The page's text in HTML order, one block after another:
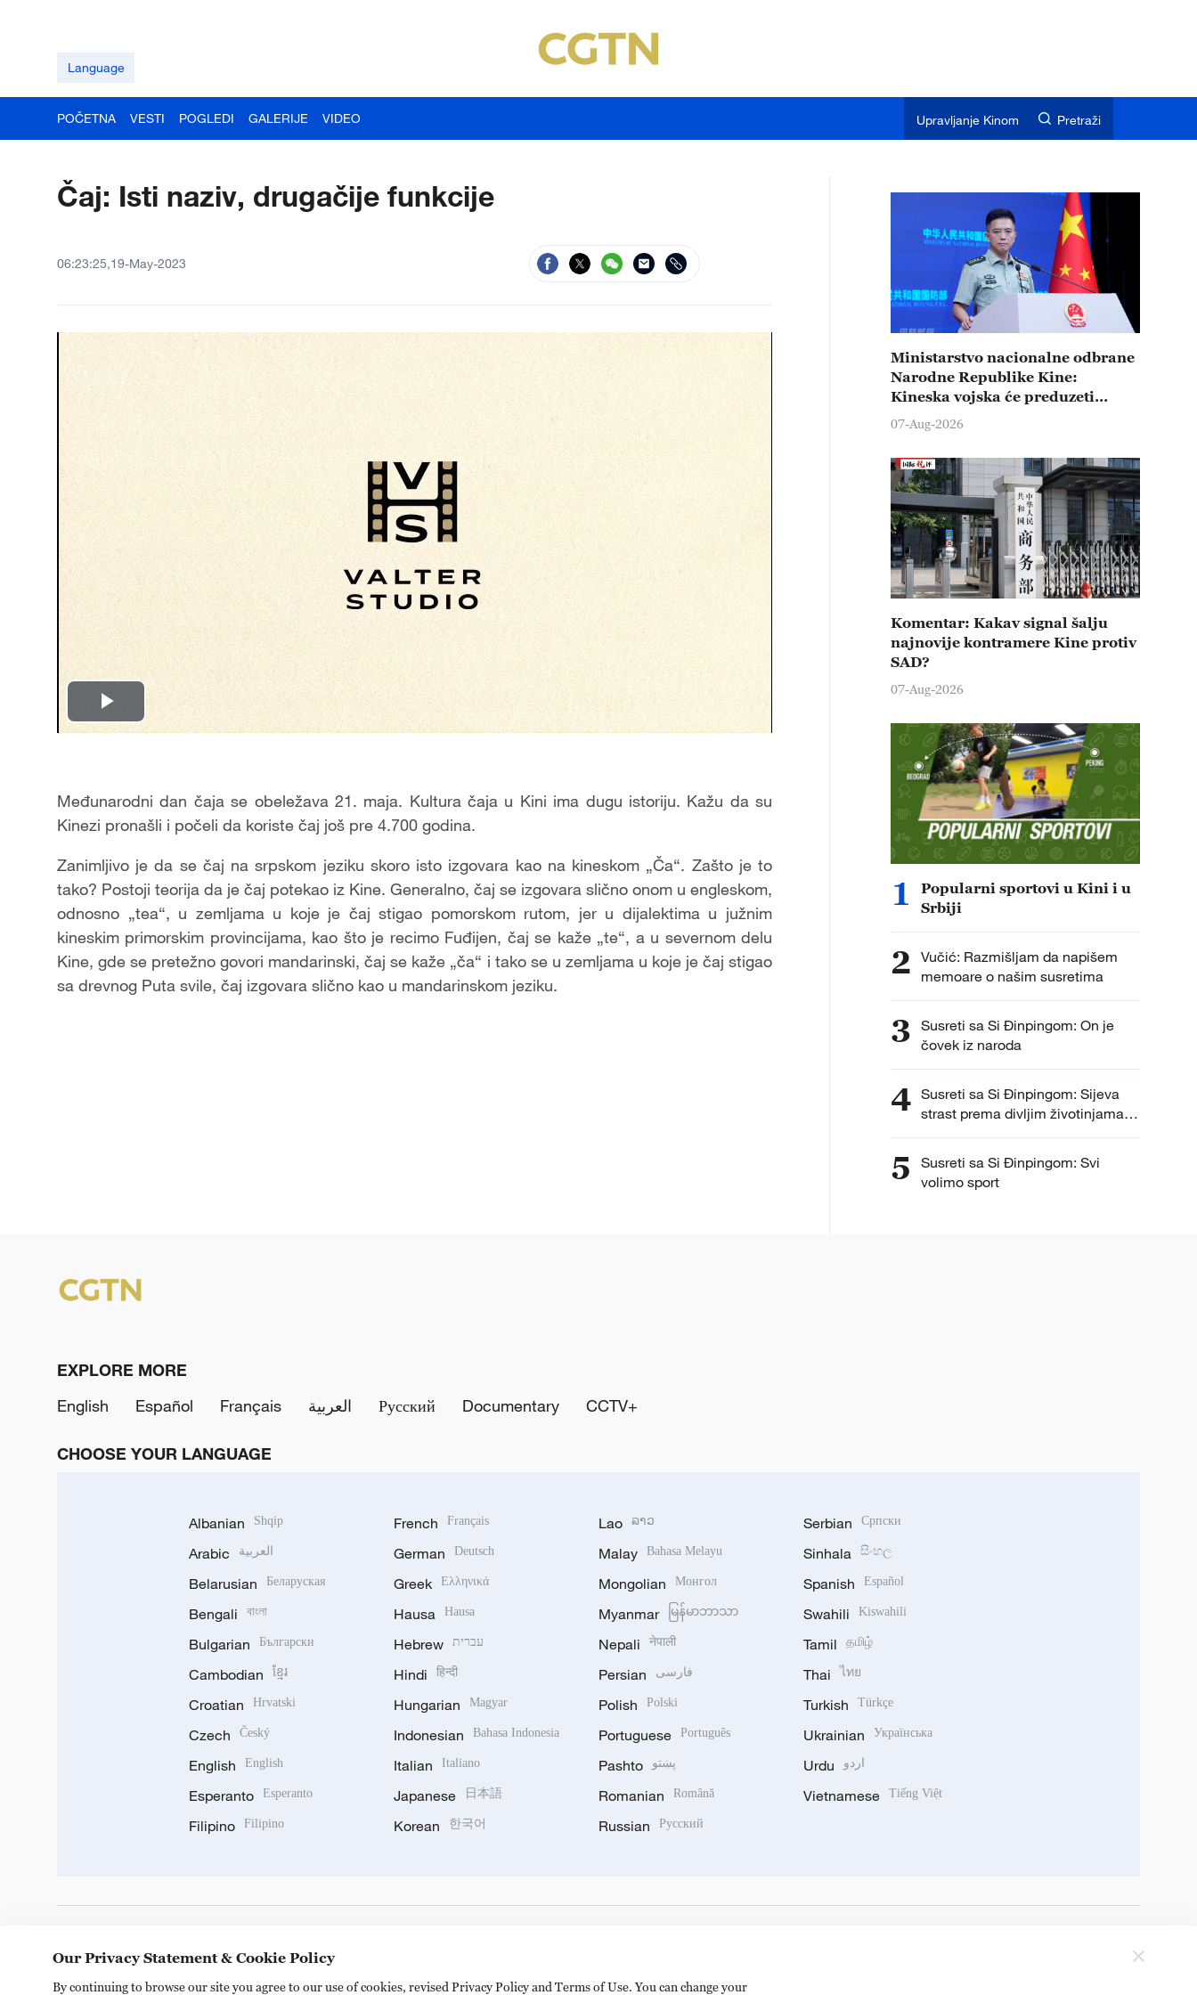
Language
POČETNA VESTI POGLEDI GALERIJE VIDEO Upravljanje Kinom Pretraži
Čaj: Isti naziv, drugačije funkcije
06:23:25,19-May-2023
Play
Međunarodni dan čaja se obeležava 21. maja. Kultura čaja u Kini ima dugu istoriju. Kažu da su
Kinezi pronašli i počeli da koriste čaj još pre 4.700 godina.
Zanimljivo je da se čaj na srpskom jeziku skoro isto izgovara kao na kineskom „Ča“. Zašto je to
tako? Postoji teorija da je čaj potekao iz Kine. Generalno, čaj se izgovara slično onom u engleskom,
odnosno „tea“, u zemljama u koje je čaj stigao pomorskom rutom, jer u dijalektima u južnim
kineskim primorskim provincijama, kao što je recimo Fuđijen, čaj se kaže „te“, a u severnom delu
Kine, gde se pretežno govori mandarinski, čaj se kaže „ča“ i tako se u zemljama u koje je čaj stigao
sa drevnog Puta svile, čaj izgovara slično kao u mandarinskom jeziku.
Ministarstvo nacionalne odbrane
Narodne Republike Kine:
Kineska vojska će preduzeti
čvrste kontramere protiv svih
provokativnih pokušaja
izazivanja nemira
07-Aug-2026
Komentar: Kakav signal šalju
najnovije kontramere Kine protiv
SAD?
07-Aug-2026
1
Popularni sportovi u Kini i u
Srbiji
2 Vučić: Razmišljam da napišem
memoare o našim susretima
3 Susreti sa Si Đinpingom: On je
čovek iz naroda
4 Susreti sa Si Đinpingom: Sijeva
strast prema divljim životinjama i
biodiverzitetu
5
Susreti sa Si Đinpingom: Svi
volimo sport
EXPLORE MORE
English
Español Français العربية Русский Documentary CCTV+
CHOOSE YOUR LANGUAGE
Albanian Shqip
Arabic العربية
Belarusian Беларуская
Bengali বাংলা
Bulgarian Български
Cambodian ខ្មែរ
Croatian Hrvatski
Czech Český
English English
Esperanto Esperanto
Filipino Filipino
French Français
German Deutsch
Greek Ελληνικά
Hausa Hausa
Hebrew עברית
Hindi हिन्दी
Hungarian Magyar
Indonesian Bahasa Indonesia
Italian Italiano
Japanese 日本語
Korean 한국어
Lao ລາວ
Malay Bahasa Melayu
Mongolian Монгол
Myanmar မြန်မာဘာသာ
Nepali नेपाली
Persian فارسی
Polish Polski
Portuguese Português
Pashto پښتو
Romanian Română
Russian Русский
Serbian Српски
Sinhala සිංහල
Spanish Español
Swahili Kiswahili
Tamil தமிழ்
Thai ไทย
Turkish Türkçe
Ukrainian Українська
Urdu اردو
Vietnamese Tiếng Việt
Our Privacy Statement & Cookie Policy
By continuing to browse our site you agree to our use of cookies, revised Privacy Policy and Terms of Use. You can change your